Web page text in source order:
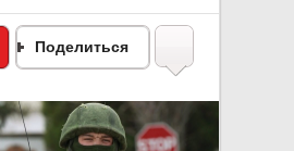
Поделиться